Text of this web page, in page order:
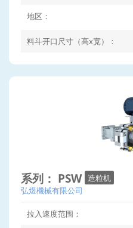
地区：
料斗开口尺寸（高x宽）：
系列： PSW 造粒机
弘煜機械有限公司
拉入速度范围：